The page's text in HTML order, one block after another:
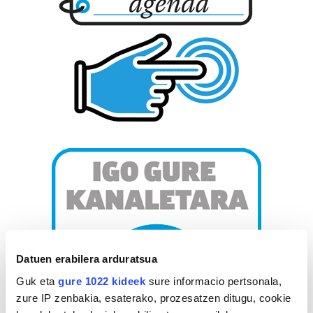
Datuen erabilera arduratsua
Guk eta gure 1022 kideek sure informacio pertsonala,
zure IP zenbakia, esaterako, prozesatzen ditugu, cookie